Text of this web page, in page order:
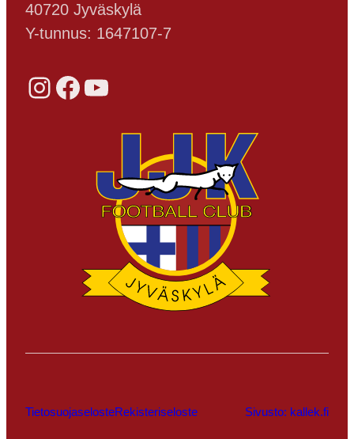
40720 Jyväskylä
Y-tunnus: 1647107-7
Instagram Facebook YouTube
TietosuojaselosteRekisteriseloste Sivusto: kallek.fi